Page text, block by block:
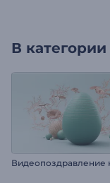
В категории